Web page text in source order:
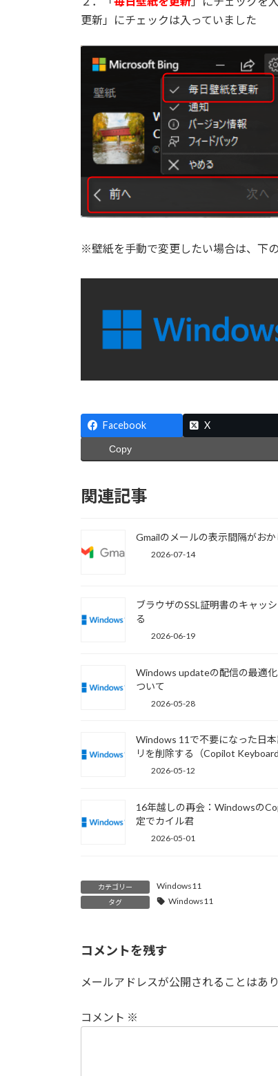
更新」にチェックは入っていました
※壁紙を手動で変更したい場合は、下
Facebook X
Copy
関連記事
Gmailのメールの表示間隔がおか
2026-07-14
ブラウザのSSL証明書のキャッ
る
2026-06-19
Windows updateの配信の最適
ついて
2026-05-28
Windows 11で不要になった日
リを削除する（Copilot Keyboard
2026-05-12
16年越しの再会：Windowsの
定でカイル君
2026-05-01
カテゴリー Windows11
タグ Windows11
コメントを残す
メールアドレスが公開されることはあり
コメント ※